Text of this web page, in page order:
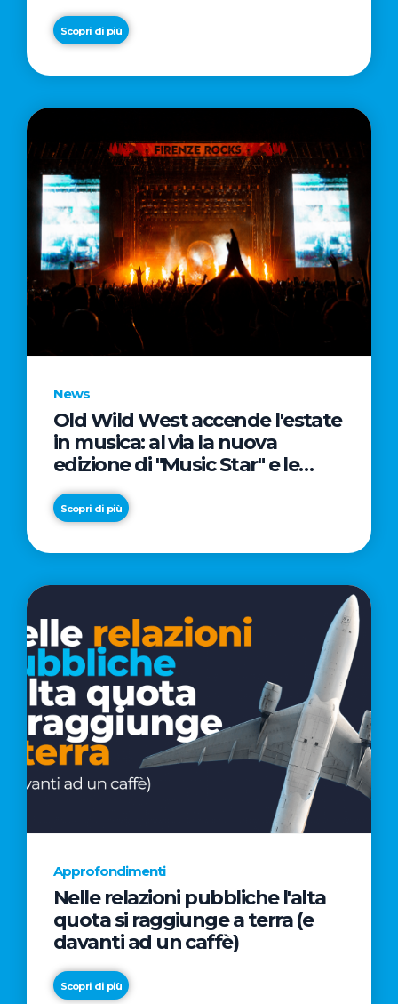
Scopri di più
News
Old Wild West accende l'estate
in musica: al via la nuova
edizione di "Music Star" e le
prestigiose partnership con
Radio Italia e Live Nation
Scopri di più
Approfondimenti
Nelle relazioni pubbliche l'alta
quota si raggiunge a terra (e
davanti ad un caffè)
Scopri di più